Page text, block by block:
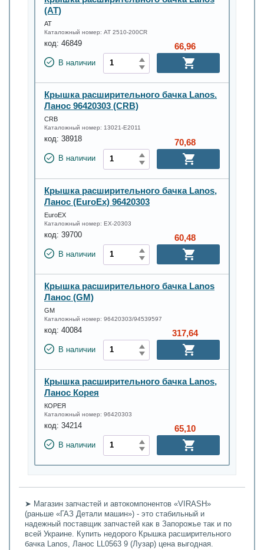
(AT)
АТ
Каталожный номер: AT 2510-200CR
код: 46849
В наличии
66,96
Крышка расширительного бачка Lanos.
Ланос 96420303 (CRB)
CRB
Каталожный номер: 13021-E2011
код: 38918
В наличии
70,68
Крышка расширительного бачка Lanos,
Ланос (EuroEx) 96420303
EuroEX
Каталожный номер: EX-20303
код: 39700
В наличии
60,48
Крышка расширительного бачка Lanos
Ланос (GM)
GM
Каталожный номер: 96420303/94539597
код: 40084
В наличии
317,64
Крышка расширительного бачка Lanos,
Ланос Корея
КОРЕЯ
Каталожный номер: 96420303
код: 34214
В наличии
65,10
➤ Магазин запчастей и автокомпонентов «VIRASH»
(раньше «ГАЗ Детали машин») - это стабильный и
надежный поставщик запчастей как в Запорожье так и по
всей Украине. Купить недорого Крышка расширительного
бачка Lanos, Ланос LL0563 9 (Лузар) цена выгодная.